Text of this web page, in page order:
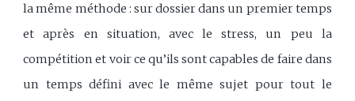
la même méthode : sur dossier dans un premier temps
et après en situation, avec le stress, un peu la
compétition et voir ce qu’ils sont capables de faire dans
un temps défini avec le même sujet pour tout le